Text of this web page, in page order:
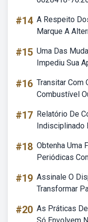
#14 A Respeito
Marque A
#15 Uma Das
Impediu Sua
#16 Transitar Com
Combustível
#17 Relatório De
Indisciplinado
#18 Obtenha Uma
Periódicas
#19 Assinale O
Transformar
#20 As Práticas